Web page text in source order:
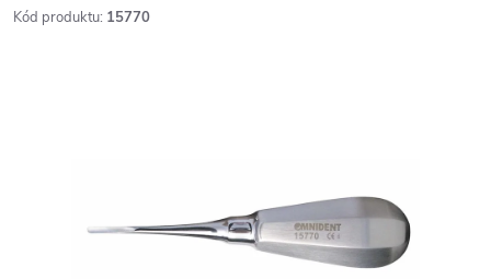
Kód produktu: 15770